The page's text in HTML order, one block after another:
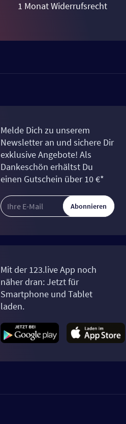
1 Monat Widerrufsrecht
Melde Dich zu unserem
Newsletter an und sichere Dir
exklusive Angebote! Als
Dankeschön erhältst Du
einen Gutschein über 10 €*
Abonnieren
Mit der 123.live App noch
näher dran: Jetzt für
Smartphone und Tablet
laden.